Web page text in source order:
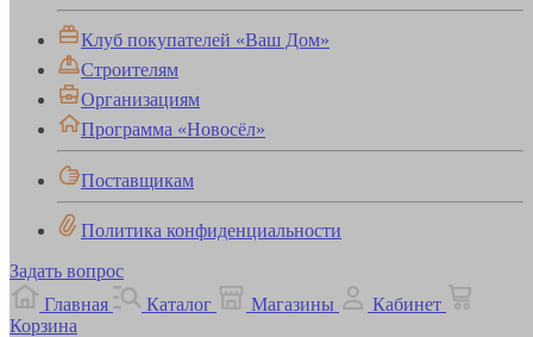
Клуб покупателей «Ваш Дом»
Строителям
Организациям
Программа «Новосёл»
Поставщикам
Политика конфиденциальности
Задать вопрос
Главная
Каталог Магазины
Кабинет
Корзина